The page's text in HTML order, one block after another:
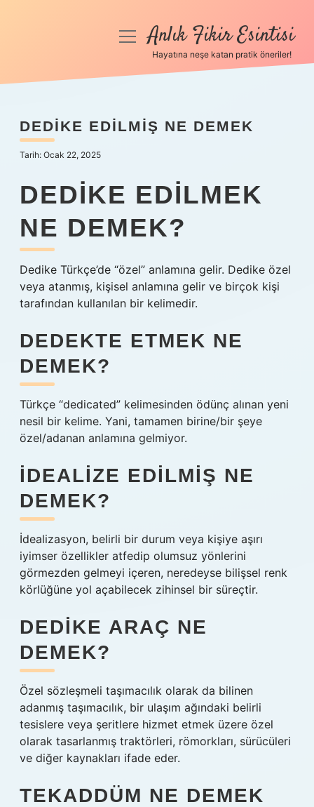
Anasayfa
Yasal Uyarı
menüyüAnlık Fikir Esintisi
Hayatına neşe katan pratik öneriler!
DEDIKE EDILMIŞ NE DEMEK
Tarih: Ocak 22, 2025
DEDIKE EDILMEK
NE DEMEK?
Dedike Türkçe’de “özel” anlamına gelir. Dedike özel
veya atanmış, kişisel anlamına gelir ve birçok kişi
tarafından kullanılan bir kelimedir.
DEDEKTE ETMEK NE
DEMEK?
Türkçe “dedicated” kelimesinden ödünç alınan yeni
nesil bir kelime. Yani, tamamen birine/bir şeye
özel/adanan anlamına gelmiyor.
İDEALIZE EDILMIŞ NE
DEMEK?
İdealizasyon, belirli bir durum veya kişiye aşırı
iyimser özellikler atfedip olumsuz yönlerini
görmezden gelmeyi içeren, neredeyse bilişsel renk
körlüğüne yol açabilecek zihinsel bir süreçtir.
DEDIKE ARAÇ NE
DEMEK?
Özel sözleşmeli taşımacılık olarak da bilinen
adanmış taşımacılık, bir ulaşım ağındaki belirli
tesislere veya şeritlere hizmet etmek üzere özel
olarak tasarlanmış traktörleri, römorkları, sürücüleri
ve diğer kaynakları ifade eder.
TEKADDÜM NE DEMEK